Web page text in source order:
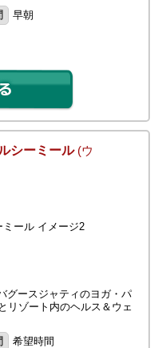
早朝
シーミール (ウ
グースジャティのヨガ・パ
リゾート内のヘルス＆ウェ
希望時間